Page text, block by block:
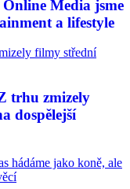
Media jsme
a lifestyle
trhu zmizely
dospělejší